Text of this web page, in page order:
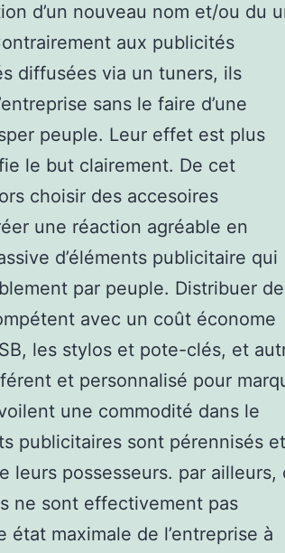
d’un nouveau nom et/ou du
aux publicités
diffusées via un tuners, ils
sans le faire d’une
peuple. Leur effet est plus
le but clairement. De cet
choisir des accesoires
une réaction agréable en
d’éléments publicitaire qui
par peuple. Distribuer
avec un coût économe
les stylos et pote-clés, et
et personnalisé pour
une commodité dans le
publicitaires sont pérennisés et
leurs possesseurs. par ailleurs,
ne sont effectivement pas
maximale de l’entreprise à